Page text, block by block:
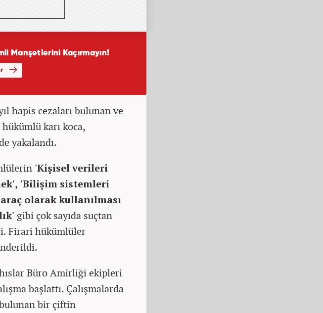
hapis cezaları bulunan ve
karı koca,
yakalandı.
'Kişisel verileri
'Bilişim sistemleri
olarak kullanılması
gibi çok sayıda suçtan
Firari hükümlüler
Büro Amirliği ekipleri
başlattı. Çalışmalarda
bulunan bir çiftin